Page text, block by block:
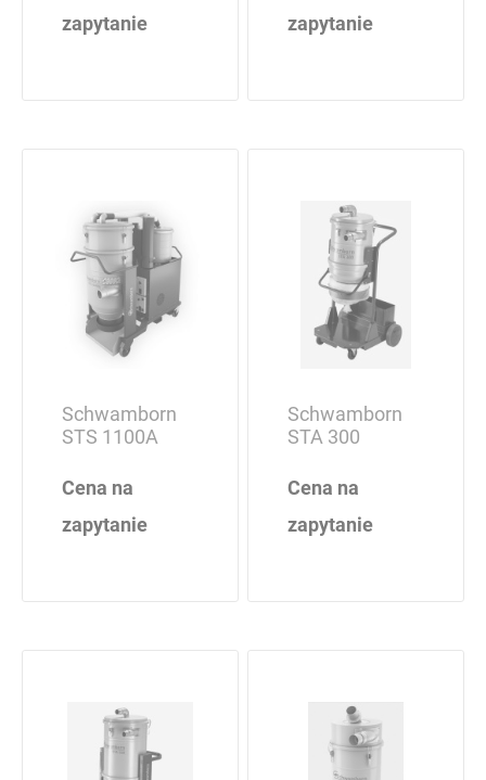
zapytanie
zapytanie
Schwamborn
STS 1100A
Cena na
zapytanie
Schwamborn
STA 300
Cena na
zapytanie